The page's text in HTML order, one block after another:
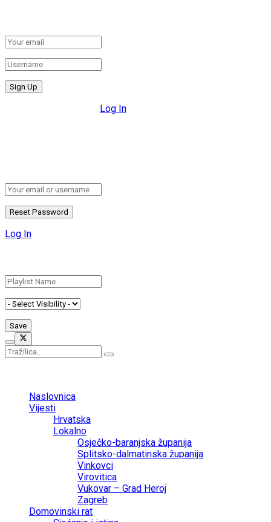
Log In
Log In
Naslovnica
Vijesti
Hrvatska
Lokalno
Osječko-baranjska županija
Splitsko-dalmatinska županija
Vinkovci
Virovitica
Vukovar – Grad Heroj
Zagreb
Domovinski rat